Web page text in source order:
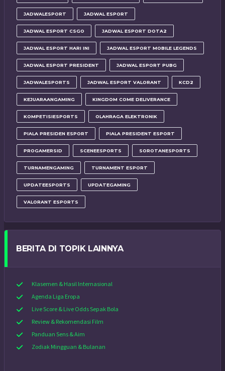
JADWALESPORT JADWAL ESPORT
JADWAL ESPORT CSGO JADWAL ESPORT DOTA2
JADWAL ESPORT HARI INI JADWAL ESPORT MOBILE LEGENDS
JADWAL ESPORT PRESIDENT JADWAL ESPORT PUBG
JADWALESPORTS JADWAL ESPORT VALORANT KCD2
KEJUARAANGAMING KINGDOM COME DELIVERANCE
KOMPETISIESPORTS OLAHRAGA ELEKTRONIK
PIALA PRESIDEN ESPORT PIALA PRESIDENT ESPORT
PROGAMERSID SCENEESPORTS SOROTANESPORTS
TURNAMENGAMING TURNAMENT ESPORT
UPDATEESPORTS UPDATEGAMING
VALORANT ESPORTS
BERITA DI TOPIK LAINNYA
Klasemen & Hasil Internasional
Agenda Liga Eropa
Live Score & Live Odds Sepak Bola
Review & Rekomendasi Film
Panduan Sens & Aim
Zodiak Mingguan & Bulanan